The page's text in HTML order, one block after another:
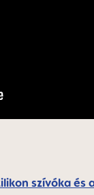
szívóka